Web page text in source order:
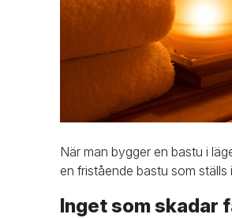
När man bygger en bastu i
en fristående bastu som ställs
Inget som skadar